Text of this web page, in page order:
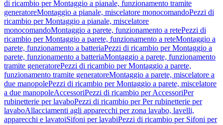
di ricambio per Montaggio a pianale, funzionamento tramite
generatoreMontaggio a pianale, miscelatore monocomandoPezzi di
ricambio per Montaggio a pianale, miscelatore
monocomandoMontaggio a parete, funzionamento a retePezzi di
ricambio per Montaggio a parete, funzionamento a reteMontaggio a
parete, funzionamento a batteriaPezzi di ricambio per Montaggio a
parete, funzionamento a batteriaMontaggio a parete, funzionamento
tramite generatorePezzi di ricambio per Montaggio a parete,
funzionamento tramite generatoreMontaggio a parete, miscelatore a
due manopolePezzi di ricambio per Montaggio a parete, miscelatore
a due manopoleAccessoriPezzi di ricambio per AccessoriPer
rubinetterie per lavaboPezzi di ricambio per Per rubinetterie per
lavaboAllacciamenti agli apparecchi per zona lavabo, lavelli,
apparecchi e lavatoiSifoni per lavabiPezzi di ricambio per Sifoni per